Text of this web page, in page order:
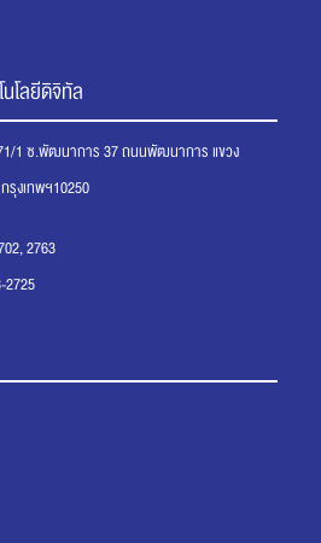
โลยีดิจิทัล
1 ซ.พัฒนาการ 37 ถนนพัฒนาการ แขวง
รุงเทพฯ10250
2763